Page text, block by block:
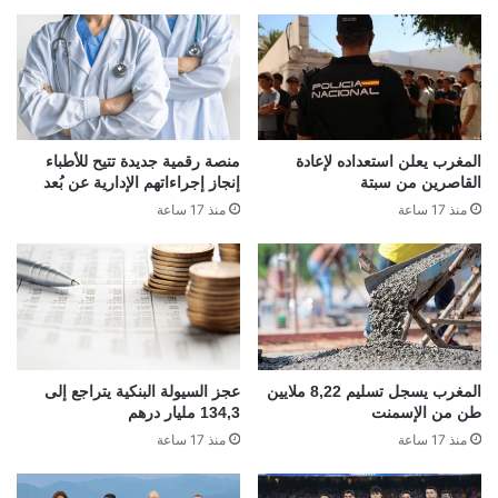
المغرب يعلن استعداده لإعادة
القاصرين من سبتة
منذ 17 ساعة
منصة رقمية جديدة تتيح للأطباء
إنجاز إجراءاتهم الإدارية عن بُعد
منذ 17 ساعة
المغرب يسجل تسليم 8,22 ملايين
طن من الإسمنت
منذ 17 ساعة
عجز السيولة البنكية يتراجع إلى
134,3 مليار درهم
منذ 17 ساعة